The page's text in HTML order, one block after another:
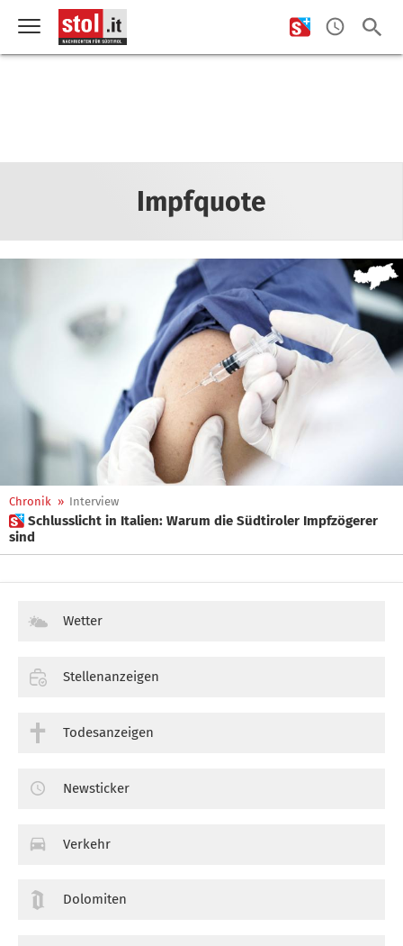
Impfquote
Chronik » Interview
 Schlusslicht in Italien: Warum die Südtiroler Impfzögerer
sind
Wetter
Stellenanzeigen
Todesanzeigen
Newsticker
Verkehr
Dolomiten